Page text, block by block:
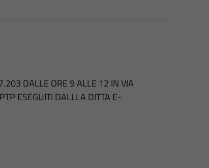
DALLE ORE 9 ALLE 12 IN VIA
ESEGUITI DALLLA DITTA E-